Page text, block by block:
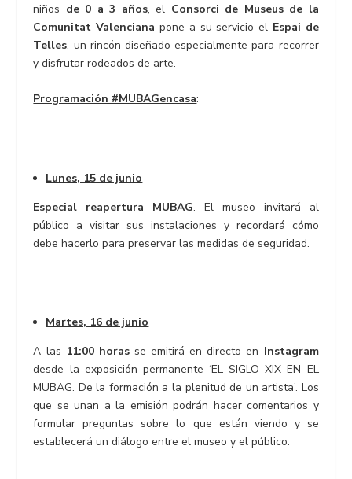
niños de 0 a 3 años, el Consorci de Museus de la
Comunitat Valenciana pone a su servicio el Espai de
Telles, un rincón diseñado especialmente para recorrer
y disfrutar rodeados de arte.
Programación #MUBAGencasa:
Lunes, 15 de junio
Especial reapertura MUBAG. El museo invitará al
público a visitar sus instalaciones y recordará cómo
debe hacerlo para preservar las medidas de seguridad.
Martes, 16 de junio
A las 11:00 horasse emitirá en directo en Instagram
desde la exposición permanente ‘EL SIGLO XIX EN EL
MUBAG. De la formación a la plenitud de un artista’. Los
que se unan a la emisión podrán hacer comentarios y
formular preguntas sobre lo que están viendo y se
establecerá un diálogo entre el museo y el público.